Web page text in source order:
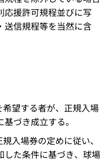
応援許可規程並びに写
送信規程等を当然に含
望する者が、正規入場
づき成立する。
入場券の定めに従い、
した条件に基づき、球場